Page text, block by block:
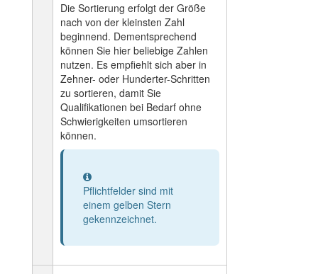
Die Sortierung erfolgt der Größe
nach von der kleinsten Zahl
beginnend. Dementsprechend
können Sie hier beliebige Zahlen
nutzen. Es empfiehlt sich aber in
Zehner- oder Hunderter-Schritten
zu sortieren, damit Sie
Qualifikationen bei Bedarf ohne
Schwierigkeiten umsortieren
können.
Information
Pflichtfelder sind mit
einem gelben Stern
gekennzeichnet.